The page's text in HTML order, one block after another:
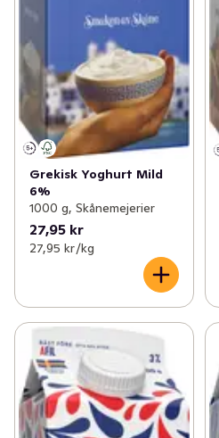
Grekisk Yoghurt Mild
6%
1000 g, Skånemejerier
27,95 kr
27,95 kr /kg